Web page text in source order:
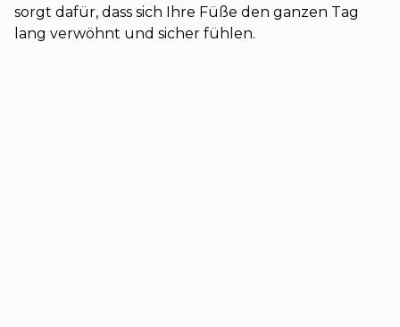
sorgt dafür, dass sich Ihre Füße den ganzen Tag
lang verwöhnt und sicher fühlen.